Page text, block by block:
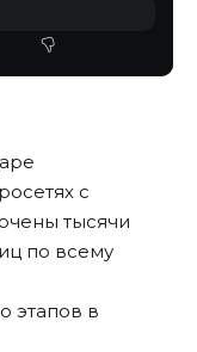
с
тысячи
по всему
этапов в